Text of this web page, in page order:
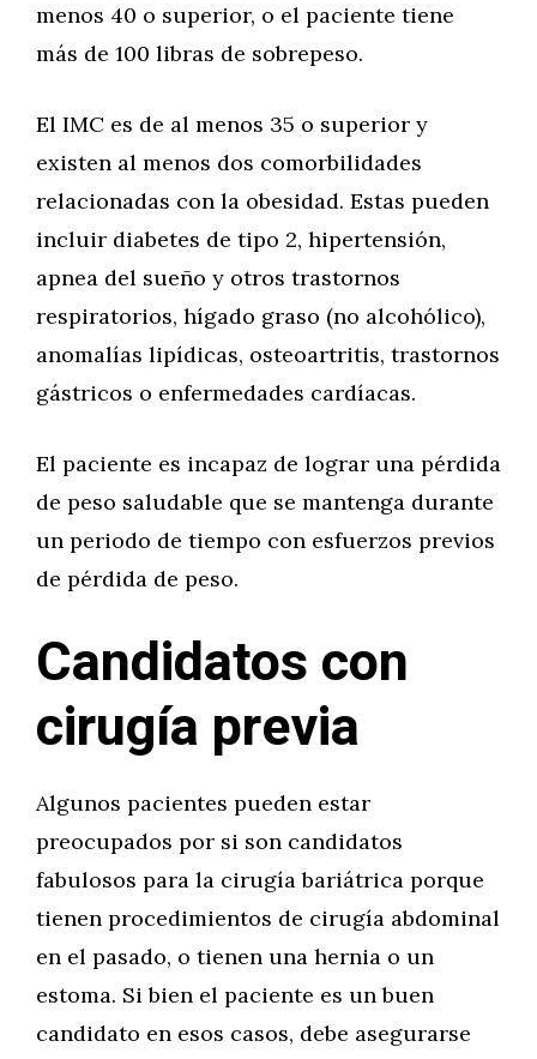
menos 40 o superior, o el paciente tiene
más de 100 libras de sobrepeso.
El IMC es de al menos 35 o superior y
existen al menos dos comorbilidades
relacionadas con la obesidad. Estas pueden
incluir diabetes de tipo 2, hipertensión,
apnea del sueño y otros trastornos
respiratorios, hígado graso (no alcohólico),
anomalías lipídicas, osteoartritis, trastornos
gástricos o enfermedades cardíacas.
El paciente es incapaz de lograr una pérdida
de peso saludable que se mantenga durante
un periodo de tiempo con esfuerzos previos
de pérdida de peso.
Candidatos con
cirugía previa
Algunos pacientes pueden estar
preocupados por si son candidatos
fabulosos para la cirugía bariátrica porque
tienen procedimientos de cirugía abdominal
en el pasado, o tienen una hernia o un
estoma. Si bien el paciente es un buen
candidato en esos casos, debe asegurarse